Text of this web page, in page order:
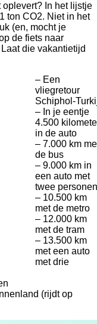
In het lijstje
ton CO2. Niet in het
(en, mocht je
de fiets naar
die vakantietijd
– Een
vliegretour
Schiphol-
– In je eentje
4.500
in de auto
– 7.000 km
de bus
– 9.000 km in
een auto met
twee personen
– 10.500 km
met de metro
– 12.000 km
met de tram
– 13.500 km
met een auto
met drie
(rijdt op